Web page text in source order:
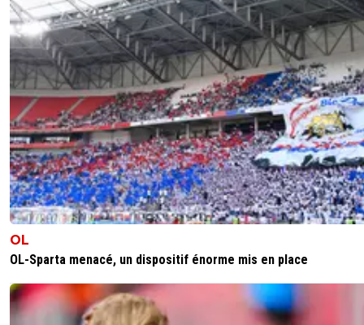
OL
OL-Sparta menacé, un dispositif énorme mis en place